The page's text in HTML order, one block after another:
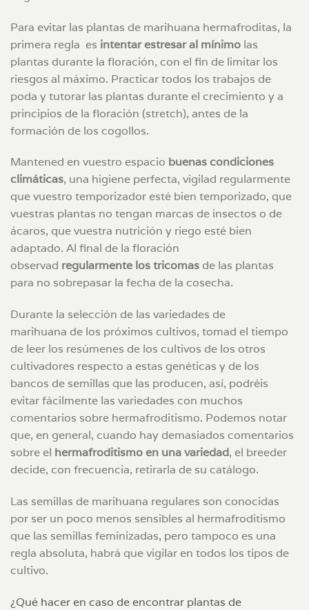
Para evitar las plantas de marihuana hermafroditas, la
primera regla es intentar estresar al mínimo las
plantas durante la floración, con el fin de limitar los
riesgos al máximo. Practicar todos los trabajos de
poda y tutorar las plantas durante el crecimiento y a
principios de la floración (stretch), antes de la
formación de los cogollos.
Mantened en vuestro espacio buenas condiciones
climáticas, una higiene perfecta, vigilad regularmente
que vuestro temporizador esté bien temporizado, que
vuestras plantas no tengan marcas de insectos o de
ácaros, que vuestra nutrición y riego esté bien
adaptado. Al final de la floración
observad regularmente los tricomasde las plantas
para no sobrepasar la fecha de la cosecha.
Durante la selección de las variedades de
marihuana de los próximos cultivos, tomad el tiempo
de leer los resúmenes de los cultivos de los otros
cultivadores respecto a estas genéticas y de los
bancos de semillas que las producen, así, podréis
evitar fácilmente las variedades con muchos
comentarios sobre hermafroditismo. Podemos notar
que, en general, cuando hay demasiados comentarios
sobre el hermafroditismo en una variedad, el breeder
decide, con frecuencia, retirarla de su catálogo.
Las semillas de marihuana regulares son conocidas
por ser un poco menos sensibles al hermafroditismo
que las semillas feminizadas, pero tampoco es una
regla absoluta, habrá que vigilar en todos los tipos de
cultivo.
¿Qué hacer en caso de encontrar plantas de